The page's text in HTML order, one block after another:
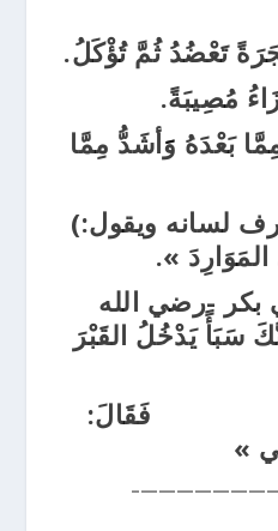
بَعْدَهُ وََأشَدُّ مِمَّا
لسانه ويقول:)
».
بكر -رضي الله
سَبَأً يَدْخُلُ القَبْرَ
»